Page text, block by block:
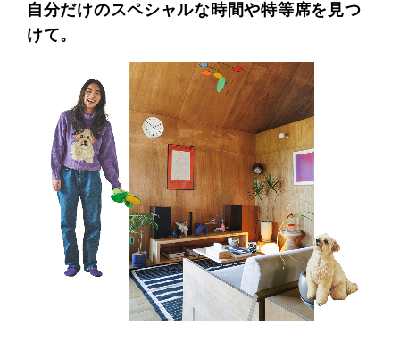
自分だけのスペシャルな時間や特等席を見つ
けて。